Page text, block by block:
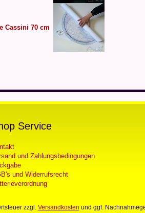
Cassini 70 cm
Service
und Zahlungsbedingungen
und Widerrufsrecht
zzgl. Versandkosten und ggf.